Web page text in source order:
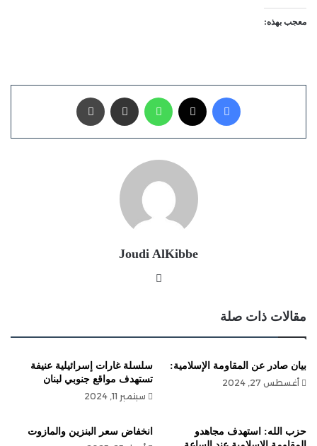
معجب بهذه:
فيسبوك واتساب مشاركة عبر البريد
Joudi AlKibbe
مقالات ذات صلة
بيان صادر عن المقاومة الإسلامية:‏
أغسطس 27, 2024
سلسلة غارات إسرائيلية عنيفة
تستهدف مواقع جنوبي لبنان
سبتمبر 11, 2024
حزب الله: استهدف مجاهدو
انخفاض سعر البنزين والمازوت